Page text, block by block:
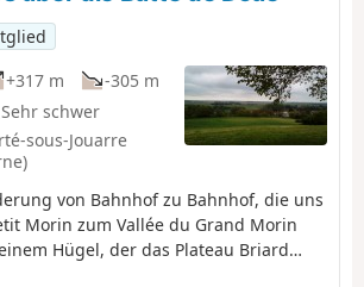
+317 m
-305 m
Sehr schwer
sous-Jouarre
von Bahnhof zu Bahnhof, die uns
Morin zum Vallée du Grand Morin
Hügel, der das Plateau Briard